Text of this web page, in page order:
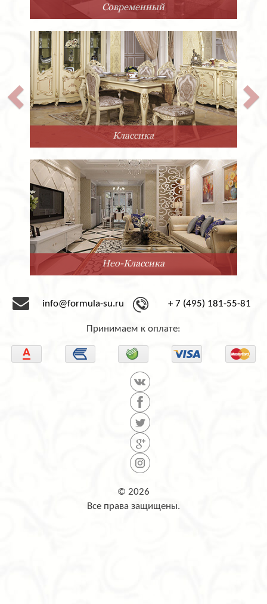
Современный
Классика
Нео-Классика
info@formula-su.ru + 7 (495) 181-55-81
Принимаем к оплате:
© 2026
Все права защищены.